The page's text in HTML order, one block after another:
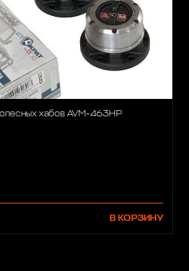
хабов AVM-463HP
В КОРЗИНУ